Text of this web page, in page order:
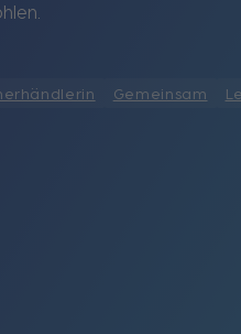
Gemeinsam